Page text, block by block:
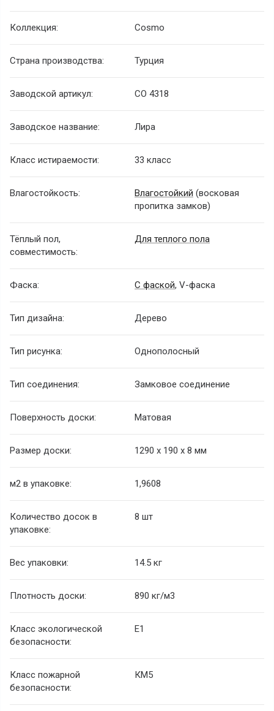
Коллекция: Cosmo
Страна производства: Турция
Заводской артикул: CO 4318
Заводское название: Лира
Класс истираемости: 33 класс
Влагостойкость: Влагостойкий (восковая
пропитка замков)
Тёплый пол,
совместимость:
Для теплого пола
Фаска: С фаской, V-фаска
Тип дизайна: Дерево
Тип рисунка: Однополосный
Тип соединения: Замковое соединение
Поверхность доски: Матовая
Размер доски: 1290 х 190 х 8 мм
м2 в упаковке: 1,9608
Количество досок в
упаковке:
8 шт
Вес упаковки: 14.5 кг
Плотность доски: 890 кг/м3
Класс экологической
безопасности:
E1
Класс пожарной
безопасности:
КМ5